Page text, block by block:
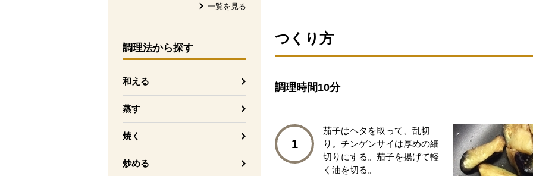
一覧を見る
調理法から探す
和える
蒸す
焼く
炒める
つくり方
調理時間10分
1
茄子はヘタを取って、乱切
り。チンゲンサイは厚めの細
切りにする。茄子を揚げて軽
く油を切る。